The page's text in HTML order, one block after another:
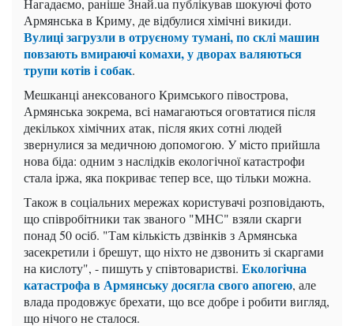
Нагадаємо, раніше Знай.uа публікував шокуючі фото
Армянська в Криму, де відбулися хімічні викиди.
Вулиці загрузли в отруєному тумані, по склі машин
повзають вмираючі комахи, у дворах валяються
трупи котів і собак.
Мешканці анексованого Кримського півострова,
Армянська зокрема, всі намагаються оговтатися після
декількох хімічних атак, після яких сотні людей
звернулися за медичною допомогою. У місто прийшла
нова біда: одним з наслідків екологічної катастрофи
стала іржа, яка покриває тепер все, що тільки можна.
Також в соціальних мережах користувачі розповідають,
що співробітники так званого "МНС" взяли скарги
понад 50 осіб. "Там кількість дзвінків з Армянська
засекретили і брешут, що ніхто не дзвонить зі скаргами
на кислоту", - пишуть у співтоваристві. Екологічна
катастрофа в Армянську досягла свого апогею, але
влада продовжує брехати, що все добре і робити вигляд,
що нічого не сталося.